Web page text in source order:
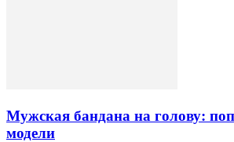
Мужская бандана на голову:
модели